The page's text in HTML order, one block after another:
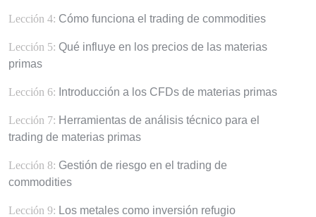
Lección 4: Cómo funciona el trading de commodities
Lección 5: Qué influye en los precios de las materias
primas
Lección 6: Introducción a los CFDs de materias primas
Lección 7: Herramientas de análisis técnico para el
trading de materias primas
Lección 8: Gestión de riesgo en el trading de
commodities
Lección 9: Los metales como inversión refugio